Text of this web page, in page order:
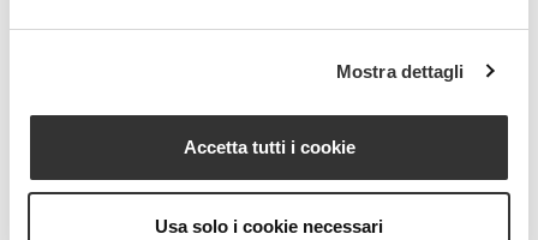
Mostra dettagli
Accetta tutti i cookie
Usa solo i cookie necessari
Strada della Pace, 29, Mezzani
Parma | Italy